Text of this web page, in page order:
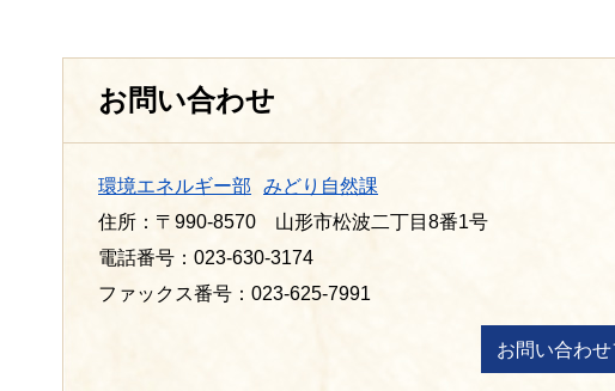
お問い合わせ
環境エネルギー部
みどり自然課
住所：〒990-8570 山形市松波二丁目8番1号
電話番号：023-630-3174
ファックス番号：023-625-7991